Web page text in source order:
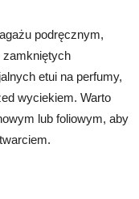
podręcznym,
zamkniętych
etui na perfumy,
wyciekiem. Warto
lub foliowym, aby